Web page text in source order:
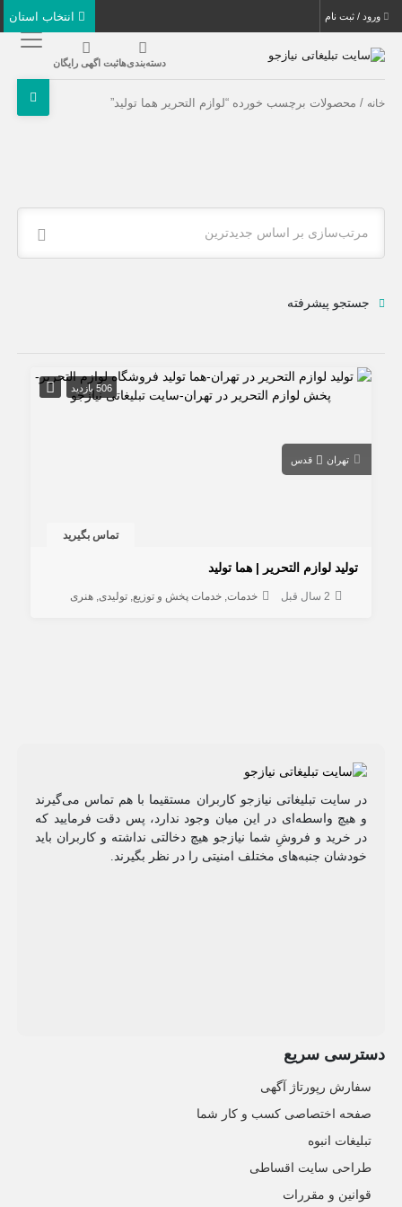
ورود / ثبت نام
دسته‌بندی‌هاثبت اگهی رایگان
خانه / محصولات برچسب خورده “لوازم التحریر هما تولید”
مرتب‌سازی بر اساس جدیدترین
جستجو پیشرفته
506 بازدید
تهران قدس
تماس بگیرید
تولید لوازم التحریر | هما تولید
2 سال قبل خدمات خدمات پخش و توزیع تولیدی هنری
در سایت تبلیغاتی نیازجو کاربران مستقیما با هم تماس می‌گیرند
و هیچ واسطه‌ای در این میان وجود ندارد، پس دقت فرمایید که
در خرید و فروشِ شما نیازجو هیچ دخالتی نداشته و کاربران باید
خودشان جنبه‌های مختلف امنیتی را در نظر بگیرند.
دسترسی سریع
سفارش رپورتاژ آگهی
صفحه اختصاصی کسب و کار شما
تبلیغات انبوه
طراحی سایت اقساطی
قوانین و مقررات